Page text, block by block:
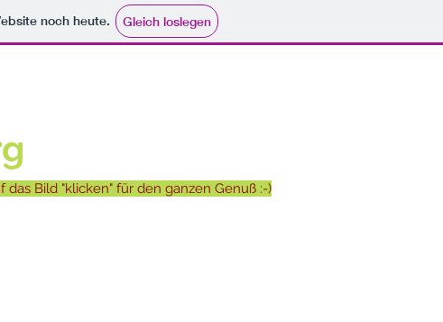
noch heute. Gleich loslegen
das Bild "klicken" für den ganzen Genuß :-)